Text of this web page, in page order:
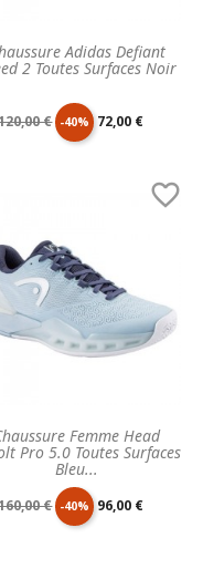
Adidas Defiant
2 Toutes Surfaces Noir
€ -40% Prix
72,00 €
Femme Head
Pro 5.0 Toutes Surfaces
Bleu...

€ -40% Prix
96,00 €